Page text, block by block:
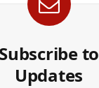
Subscribe to
Updates